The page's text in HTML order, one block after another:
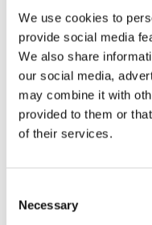
We use cookies to
provide social media
We also share
our social media,
may combine it with
provided to them or
of their services.
Selection
Necessary